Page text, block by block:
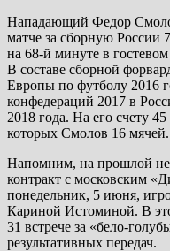
Нападающий Федор
матче за сборную России
на 68-й минуте в
В составе сборной
Европы по футболу 2016
конфедераций 2017 в
2018 года. На его счету
которых Смолов 16 мячей.
Напомним, на прошлой
контракт с московским
понедельник, 5 июня,
Кариной Истоминой. В
31 встрече за «бело-
результативных передач.